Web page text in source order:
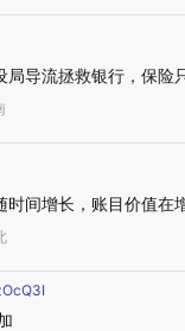
导流拯救银行，保险
时间增长，账目价值在